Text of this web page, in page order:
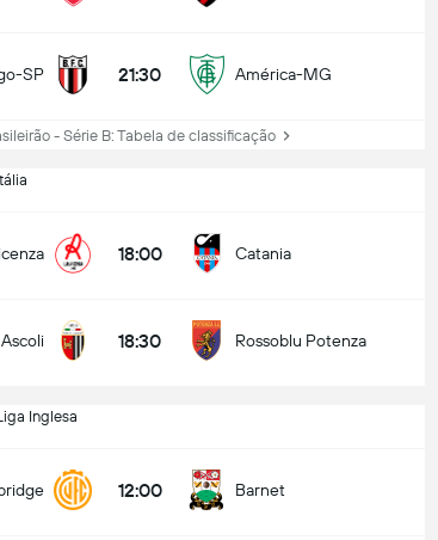
SP 21:30 América-MG
- Série B: Tabela de classificação
18:00 Catania
Ascoli 18:30 Rossoblu Potenza
Inglesa
12:00 Barnet